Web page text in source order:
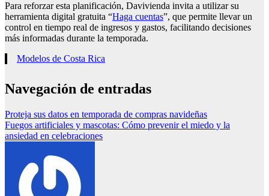
Para reforzar esta planificación, Davivienda invita a utilizar su
herramienta digital gratuita “Haga cuentas”, que permite llevar un
control en tiempo real de ingresos y gastos, facilitando decisiones
más informadas durante la temporada.
Modelos de Costa Rica
Navegación de entradas
Proteja sus datos en temporada de compras navideñas
Fuegos artificiales y mascotas: Cómo prevenir el miedo y la
ansiedad en celebraciones